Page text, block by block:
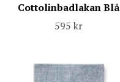
Cottolinbadlakan Blå
595 kr